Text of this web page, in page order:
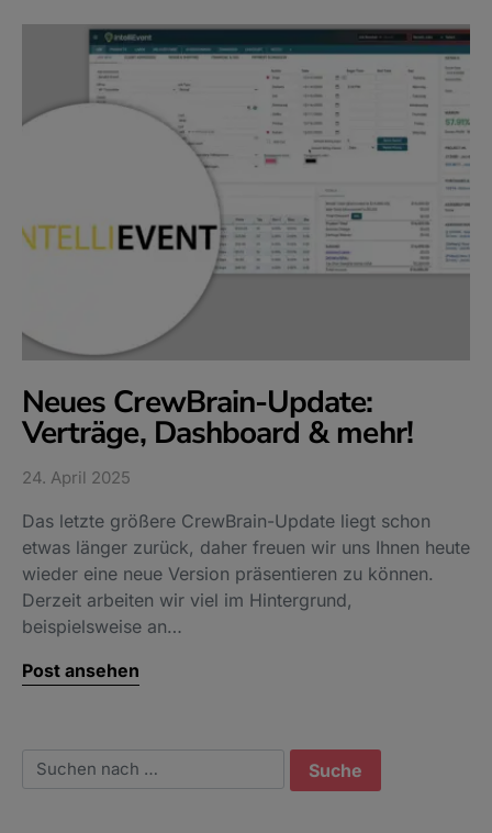
Neues CrewBrain-Update:
Verträge, Dashboard & mehr!
24. April 2025
Das letzte größere CrewBrain-Update liegt schon
etwas länger zurück, daher freuen wir uns Ihnen heute
wieder eine neue Version präsentieren zu können.
Derzeit arbeiten wir viel im Hintergrund,
beispielsweise an…
Post ansehen
Suchen nach: